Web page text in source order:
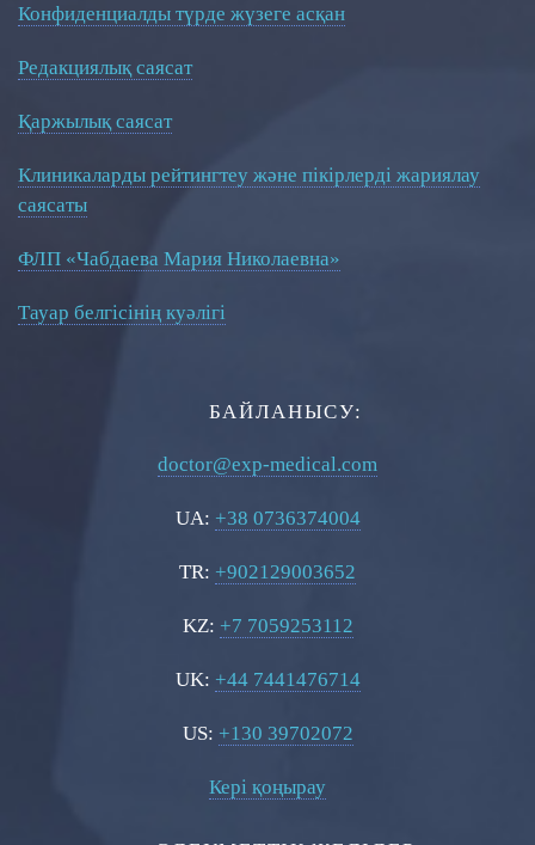
Конфиденциалды түрде жүзеге асқан
Редакциялық саясат
Қаржылық саясат
Клиникаларды рейтингтеу және пікірлерді жариялау
саясаты
ФЛП «Чабдаева Мария Николаевна»
Тауар белгісінің куәлігі
БАЙЛАНЫСУ:
doctor@exp-medical.com
UA: +38 0736374004
TR: +902129003652
KZ: +7 7059253112
UK: +44 7441476714
US: +130 39702072
Кері қоңырау